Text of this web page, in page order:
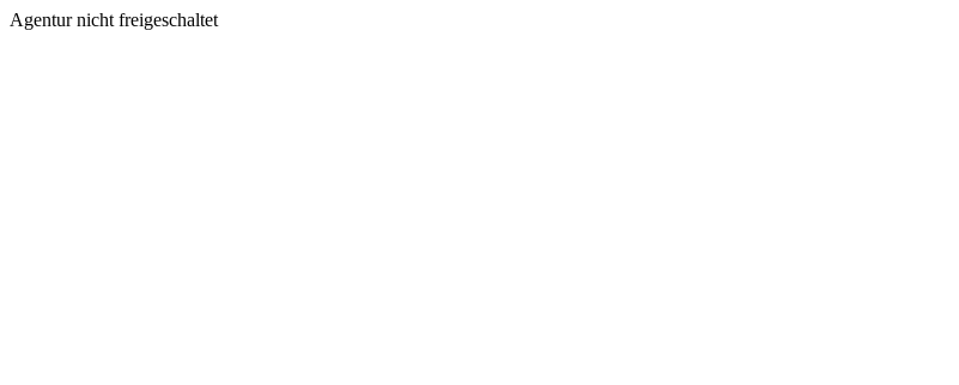
Agentur nicht freigeschaltet